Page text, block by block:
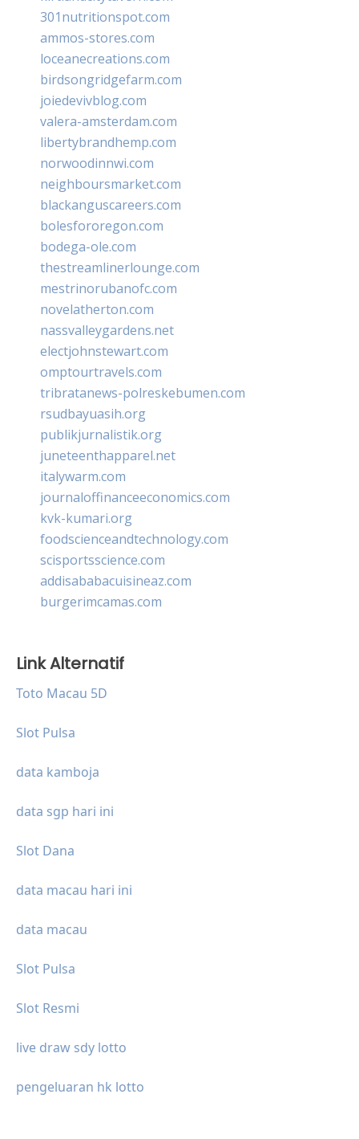
301nutritionspot.com
ammos-stores.com
loceanecreations.com
birdsongridgefarm.com
joiedevivblog.com
valera-amsterdam.com
libertybrandhemp.com
norwoodinnwi.com
neighboursmarket.com
blackanguscareers.com
bolesfororegon.com
bodega-ole.com
thestreamlinerlounge.com
mestrinorubanofc.com
novelatherton.com
nassvalleygardens.net
electjohnstewart.com
omptourtravels.com
tribratanews-polreskebumen.com
rsudbayuasih.org
publikjurnalistik.org
juneteenthapparel.net
italywarm.com
journaloffinanceeconomics.com
kvk-kumari.org
foodscienceandtechnology.com
scisportsscience.com
addisababacuisineaz.com
burgerimcamas.com
Link Alternatif
Toto Macau 5D
Slot Pulsa
data kamboja
data sgp hari ini
Slot Dana
data macau hari ini
data macau
Slot Pulsa
Slot Resmi
live draw sdy lotto
pengeluaran hk lotto